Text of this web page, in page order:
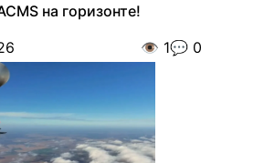
на горизонте!
👁️ 1💬 0